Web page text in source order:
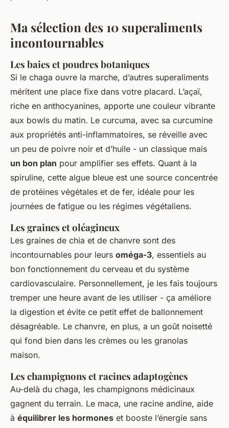
Ma sélection des 10 superaliments
incontournables
Les baies et poudres botaniques
Si le chaga ouvre la marche, d’autres superaliments
méritent une place fixe dans votre placard. L’açaï,
riche en anthocyanines, apporte une couleur vibrante
aux bowls du matin. Le curcuma, avec sa curcumine
aux propriétés anti-inflammatoires, se réveille avec
un peu de poivre noir et d’huile - un classique mais
un bon plan pour amplifier ses effets. Quant à la
spiruline, cette algue bleue est une source concentrée
de protéines végétales et de fer, idéale pour les
journées de fatigue ou les régimes végétaliens.
Les graines et oléagineux
Les graines de chia et de chanvre sont des
incontournables pour leurs oméga-3, essentiels au
bon fonctionnement du cerveau et du système
cardiovasculaire. Personnellement, je les fais toujours
tremper une heure avant de les utiliser - ça améliore
la digestion et évite ce petit effet de ballonnement
désagréable. Le chanvre, en plus, a un goût noisetté
qui fond bien dans les crèmes ou les granolas
maison.
Les champignons et racines adaptogènes
Au-delà du chaga, les champignons médicinaux
gagnent du terrain. Le maca, une racine andine, aide
à équilibrer les hormones et booste l’énergie sans